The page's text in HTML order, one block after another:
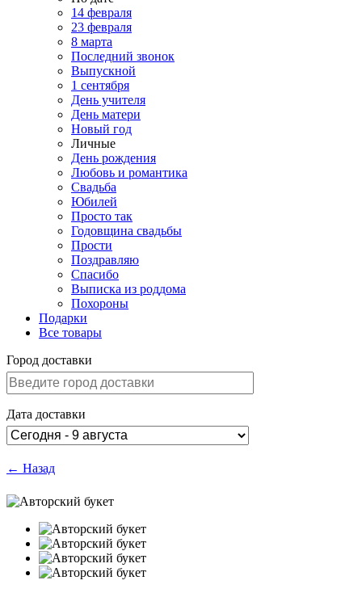
14 февраля
23 февраля
8 марта
Последний звонок
Выпускной
1 сентября
День учителя
День матери
Новый год
Личные
День рождения
Любовь и романтика
Свадьба
Юбилей
Просто так
Годовщина свадьбы
Прости
Поздравляю
Спасибо
Выписка из роддома
Похороны
Подарки
Все товары
Город доставки
Дата доставки
← Назад